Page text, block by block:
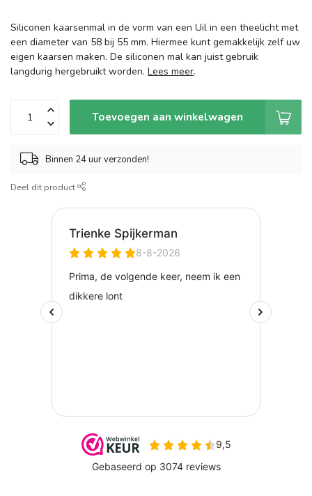
Siliconen kaarsenmal in de vorm van een Uil in een theelicht met
een diameter van 58 bij 55 mm. Hiermee kunt gemakkelijk zelf uw
eigen kaarsen maken. De siliconen mal kan juist gebruik
langdurig hergebruikt worden. Lees meer.
Toevoegen aan winkelwagen
Binnen 24 uur verzonden!
Deel dit product